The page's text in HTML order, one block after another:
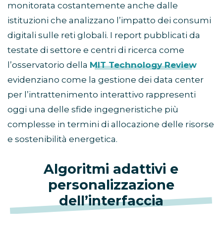
monitorata costantemente anche dalle
istituzioni che analizzano l’impatto dei consumi
digitali sulle reti globali. I report pubblicati da
testate di settore e centri di ricerca come
l’osservatorio della MIT Technology Review
evidenziano come la gestione dei data center
per l’intrattenimento interattivo rappresenti
oggi una delle sfide ingegneristiche più
complesse in termini di allocazione delle risorse
e sostenibilità energetica.
Algoritmi adattivi e
personalizzazione
dell’interfaccia